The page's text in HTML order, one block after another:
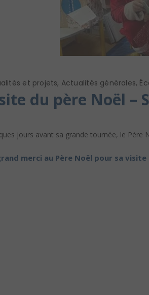
et projets, Actualités générales,
du père Noël –
jours avant sa grande tournée, le Père
merci au Père Noël pour sa